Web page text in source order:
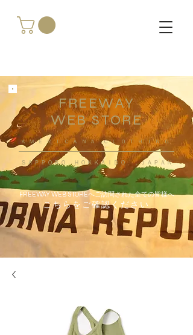
FREEWAY
WEB STORE
​ＡＭＥＲＩＣＡＮＡ ＣＬＯＴＨＩＮＧ
ＳＡＰＰＯＲＯ ＨＯＫＫＡＩＤＯ ，ＪＡＰＡＮ
FREEWAY WEB STOREへご訪問された全ての皆様へ
こちらをご確認ください